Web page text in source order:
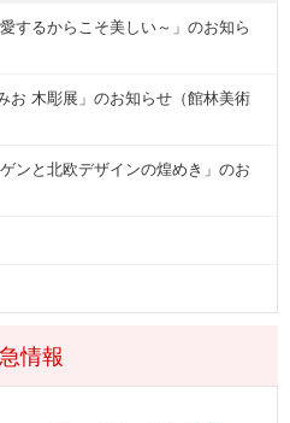
情報
するからこそ美しい～」のお知ら
お 木彫展」のお知らせ（館林美術
ンと北欧デザインの煌めき」のお